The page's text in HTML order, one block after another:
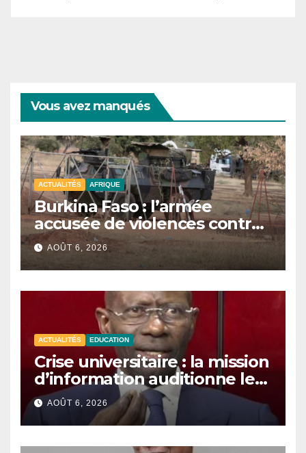
Vous avez manqués
ACTUALITÉS AFRIQUE
Burkina Faso : l’armée
accusée de violences contre
des civils après une attaque
jihadiste.
AOÛT 6, 2026
ACTUALITÉS EDUCATION
Crise universitaire : la mission
d’information auditionne le
ministre Boubacar Camara.
AOÛT 6, 2026